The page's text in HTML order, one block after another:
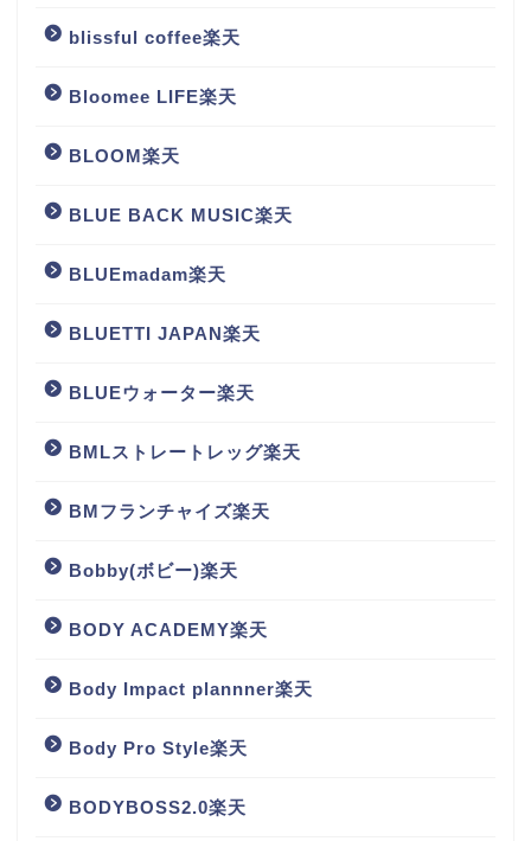
blissful coffee楽天
Bloomee LIFE楽天
BLOOM楽天
BLUE BACK MUSIC楽天
BLUEmadam楽天
BLUETTI JAPAN楽天
BLUEウォーター楽天
BMLストレートレッグ楽天
BMフランチャイズ楽天
Bobby(ボビー)楽天
BODY ACADEMY楽天
Body Impact plannner楽天
Body Pro Style楽天
BODYBOSS2.0楽天